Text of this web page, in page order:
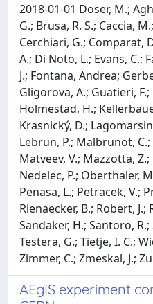
2018-01-01 Doser, M.;
G.; Brusa, R. S.; Caccia,
Cerchiari, G.; Comparat,
A.; Di Noto, L.; Evans, C.;
J.; Fontana, Andrea;
Gligorova, A.; Guatieri,
Holmestad, H.;
Krasnický, D.;
Lebrun, P.; Malbrunot,
Matveev, V.; Mazzotta,
Nedelec, P.; Oberthaler,
Penasa, L.; Petracek, V.;
Rienaecker, B.; Robert,
Sandaker, H.; Santoro,
Testera, G.; Tietje, I. C.;
Zimmer, C.; Zmeskal, J.;
AEgIS experiment